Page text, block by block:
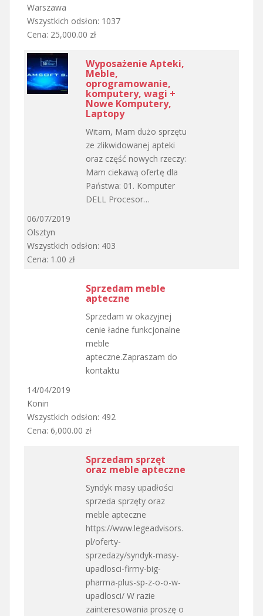
Warszawa
Wszystkich odsłon: 1037
Cena: 25,000.00 zł
Wyposażenie Apteki,
Meble,
oprogramowanie,
komputery, wagi +
Nowe Komputery,
Laptopy
Witam, Mam dużo sprzętu
ze zlikwidowanej apteki
oraz część nowych rzeczy:
Mam ciekawą ofertę dla
Państwa: 01. Komputer
DELL Procesor…
06/07/2019
Olsztyn
Wszystkich odsłon: 403
Cena: 1.00 zł
Sprzedam meble
apteczne
Sprzedam w okazyjnej
cenie ładne funkcjonalne
meble
apteczne.Zapraszam do
kontaktu
14/04/2019
Konin
Wszystkich odsłon: 492
Cena: 6,000.00 zł
Sprzedam sprzęt
oraz meble apteczne
Syndyk masy upadłości
sprzeda sprzęty oraz
meble apteczne
https://www.legeadvisors.
pl/oferty-
sprzedazy/syndyk-masy-
upadlosci-firmy-big-
pharma-plus-sp-z-o-o-w-
upadlosci/ W razie
zainteresowania proszę o